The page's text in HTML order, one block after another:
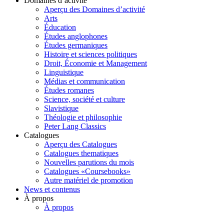
Aperçu des Domaines d’activité
Arts
Éducation
Études anglophones
Études germaniques
Histoire et sciences politiques
Droit, Économie et Management
Linguistique
Médias et communication
Études romanes
Science, société et culture
Slavistique
Théologie et philosophie
Peter Lang Classics
Catalogues
Aperçu des Catalogues
Catalogues thematiques
Nouvelles parutions du mois
Catalogues «Coursebooks»
Autre matériel de promotion
News et contenus
À propos
À propos